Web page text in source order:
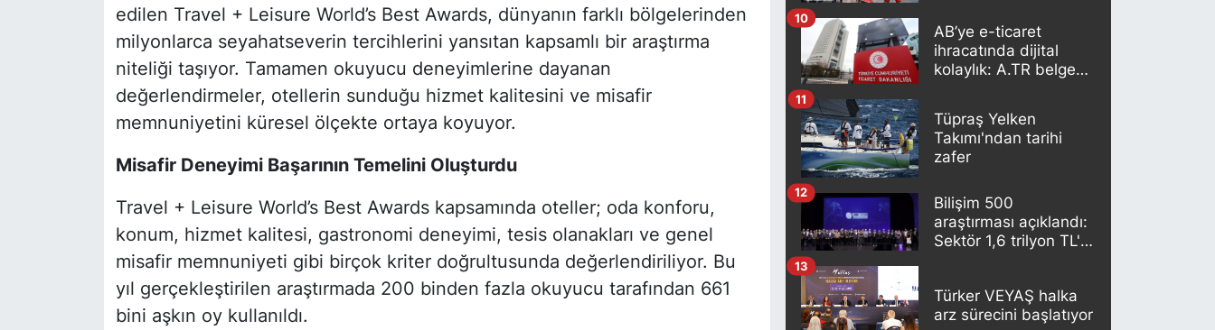
edilen Travel + Leisure World’s Best Awards, dünyanın farklı bölgelerinden
milyonlarca seyahatseverin tercihlerini yansıtan kapsamlı bir araştırma
niteliği taşıyor. Tamamen okuyucu deneyimlerine dayanan
değerlendirmeler, otellerin sunduğu hizmet kalitesini ve misafir
memnuniyetini küresel ölçekte ortaya koyuyor.
Misafir Deneyimi Başarının Temelini Oluşturdu
Travel + Leisure World’s Best Awards kapsamında oteller; oda konforu,
konum, hizmet kalitesi, gastronomi deneyimi, tesis olanakları ve genel
misafir memnuniyeti gibi birçok kriter doğrultusunda değerlendiriliyor. Bu
yıl gerçekleştirilen araştırmada 200 binden fazla okuyucu tarafından 661
bini aşkın oy kullanıldı.
AB’ye e-ticaret
ihracatında dijital
kolaylık: A.TR belgesi
10
Tüpraş Yelken
Takımı'ndan tarihi
zafer
11
Bilişim 500
araştırması açıklandı:
Sektör 1,6 trilyon TL'lik
12
Türker VEYAŞ halka
arz sürecini başlatıyor
13